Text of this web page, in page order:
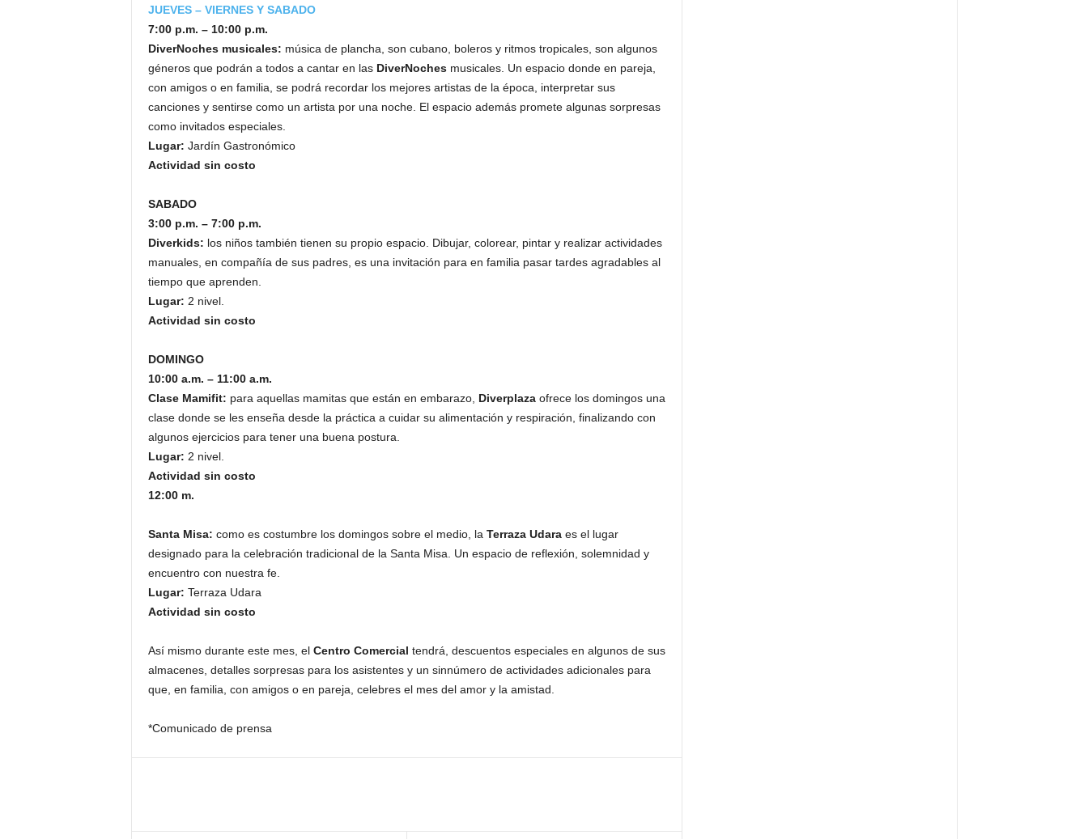
JUEVES – VIERNES Y SABADO
7:00 p.m. – 10:00 p.m.
DiverNoches musicales: música de plancha, son cubano, boleros y ritmos tropicales, son algunos
géneros que podrán a todos a cantar en las DiverNochesmusicales. Un espacio donde en pareja,
con amigos o en familia, se podrá recordar los mejores artistas de la época, interpretar sus
canciones y sentirse como un artista por una noche. El espacio además promete algunas sorpresas
como invitados especiales.
Lugar: Jardín Gastronómico
Actividad sin costo
SABADO
3:00 p.m. – 7:00 p.m.
Diverkids: los niños también tienen su propio espacio. Dibujar, colorear, pintar y realizar actividades
manuales, en compañía de sus padres, es una invitación para en familia pasar tardes agradables al
tiempo que aprenden.
Lugar: 2 nivel.
Actividad sin costo
DOMINGO
10:00 a.m. – 11:00 a.m.
Clase Mamifit: para aquellas mamitas que están en embarazo, Diverplazaofrece los domingos una
clase donde se les enseña desde la práctica a cuidar su alimentación y respiración, finalizando con
algunos ejercicios para tener una buena postura.
Lugar: 2 nivel.
Actividad sin costo
12:00 m.
Santa Misa: como es costumbre los domingos sobre el medio, la Terraza Udaraes el lugar
designado para la celebración tradicional de la Santa Misa. Un espacio de reflexión, solemnidad y
encuentro con nuestra fe.
Lugar: Terraza Udara
Actividad sin costo
Así mismo durante este mes, el Centro Comercial tendrá, descuentos especiales en algunos de sus
almacenes, detalles sorpresas para los asistentes y un sinnúmero de actividades adicionales para
que, en familia, con amigos o en pareja, celebres el mes del amor y la amistad.
*Comunicado de prensa